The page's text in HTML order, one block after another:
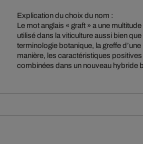
Explication du choix du nom :
Le mot anglais « graft » a une
utilisé dans la viticulture aussi bien
terminologie botanique, la greffe
manière, les caractéristiques
combinées dans un nouveau hybride